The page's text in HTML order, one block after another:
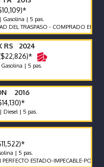
| 5 pas.
TRASPASO - COMPRADO EN CR
RS 2024
| 5 pas.
2016
| 5 pas.
| 5 pas.
ESTADO-IMPECABLE-POCO